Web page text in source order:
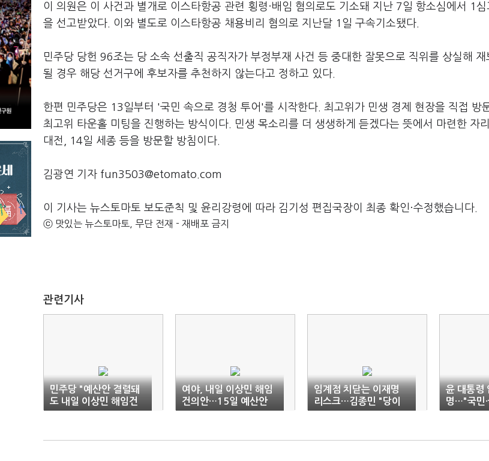
이 의원은 이 사건과 별개로 이스타항공 관련 횡령·배임 혐의로도 기소돼 지난 7일 항소심에서 1
을 선고받았다. 이와 별도로 이스타항공 채용비리 혐의로 지난달 1일 구속기소됐다.
민주당 당헌 96조는 당 소속 선출직 공직자가 부정부재 사건 등 중대한 잘못으로 직위를 상실해 재
될 경우 해당 선거구에 후보자를 추천하지 않는다고 정하고 있다.
한편 민주당은 13일부터 '국민 속으로 경청 투어'를 시작한다. 최고위가 민생 경제 현장을 직접 방
최고위 타운홀 미팅을 진행하는 방식이다. 민생 목소리를 더 생생하게 듣겠다는 뜻에서 마련한 자
대전, 14일 세종 등을 방문할 방침이다.
김광연 기자 fun3503@etomato.com
이 기사는 뉴스토마토 보도준칙 및 윤리강령에 따라 김기성 편집국장이 최종 확인·수정했습니다.
ⓒ 맛있는 뉴스토마토, 무단 전재 - 재배포 금지
관련기사
민주당 "예산안 결렬돼
도 내일 이상민 해임건
의안 처리"
여야, 내일 이상민 해임
건의안…15일 예산안
처리 합의
임계점 치닫는 이재명
리스크…김종민 "당이
나서는 건 더 손해" 직격
윤 대통령
명…"국민
하라"